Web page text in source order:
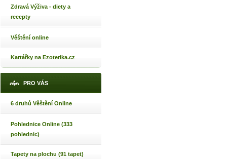
Zdravá Výživa - diety a
recepty
Věštění online
Kartářky na Ezoterika.cz
PRO VÁS
6 druhů Věštění Online
Pohlednice Online (333
pohlednic)
Tapety na plochu (91 tapet)